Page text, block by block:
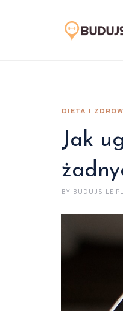
DIETA I
Jak
BY BUDUJSILE.PL